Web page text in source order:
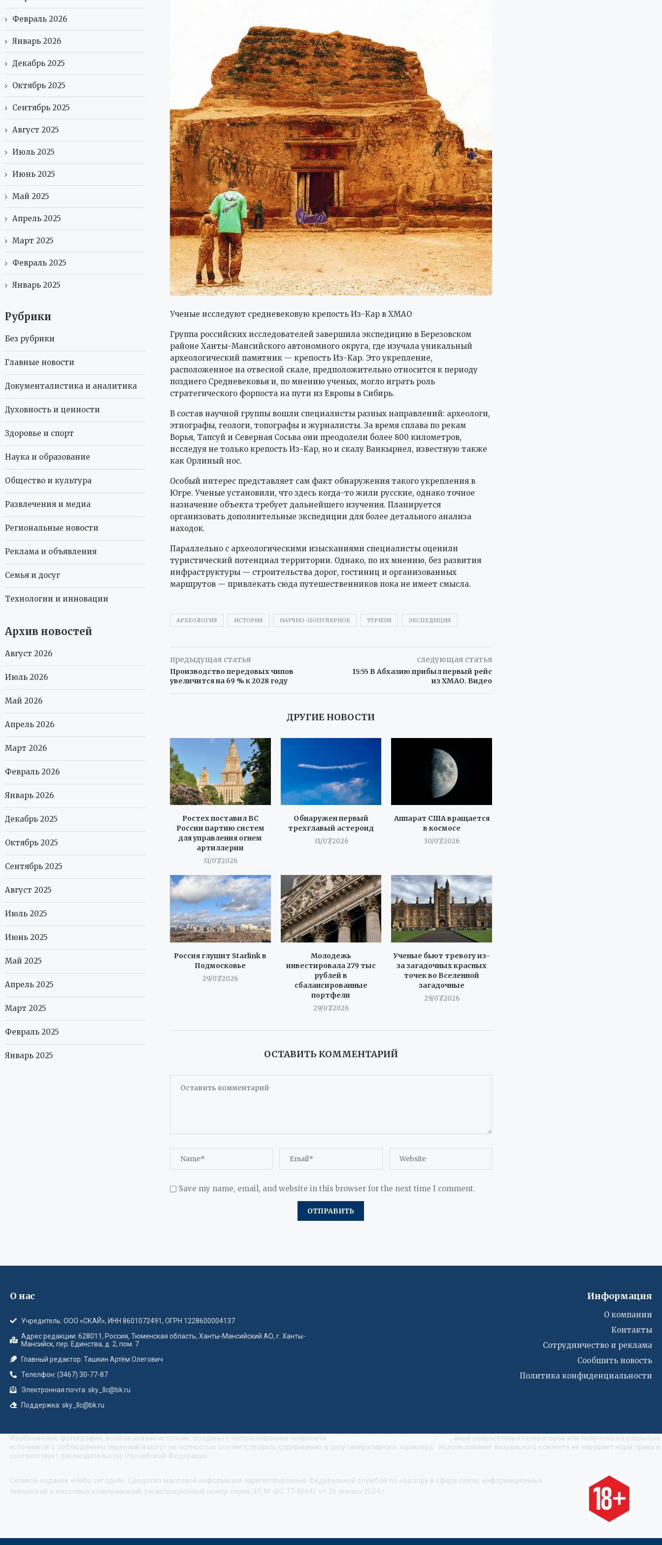
Ученые исследуют средневековую крепость Из-Кар в ХМАО
Группа российских исследователей завершила экспедицию в Березовском
районе Ханты-Мансийского автономного округа, где изучала уникальный
археологический памятник — крепость Из-Кар. Это укрепление,
расположенное на отвесной скале, предположительно относится к периоду
позднего Средневековья и, по мнению ученых, могло играть роль
стратегического форпоста на пути из Европы в Сибирь.
В состав научной группы вошли специалисты разных направлений: археологи,
этнографы, геологи, топографы и журналисты. За время сплава по рекам
Ворья, Тапсуй и Северная Сосьва они преодолели более 800 километров,
исследуя не только крепость Из-Кар, но и скалу Ванкырнел, известную также
как Орлиный нос.
Особый интерес представляет сам факт обнаружения такого укрепления в
Югре. Ученые установили, что здесь когда-то жили русские, однако точное
назначение объекта требует дальнейшего изучения. Планируется
организовать дополнительные экспедиции для более детального анализа
находок.
Параллельно с археологическими изысканиями специалисты оценили
туристический потенциал территории. Однако, по их мнению, без развития
инфраструктуры — строительства дорог, гостиниц и организованных
маршрутов — привлекать сюда путешественников пока не имеет смысла.
АРХЕОЛОГИЯ ИСТОРИЯ НАУЧНО-ПОПУЛЯРНОЕ ТУРИЗМ ЭКСПЕДИЦИЯ
предыдущая статья
Производство передовых чипов
увеличится на 69 % к 2028 году
следующая статья
15:55 В Абхазию прибыл первый рейс
из ХМАО. Видео
ДРУГИЕ НОВОСТИ
Ростех поставил ВС
России партию систем
для управления огнем
артиллерии
31/07/2026
Обнаружен первый
трехглавый астероид
31/07/2026
Аппарат США вращается
в космосе
30/07/2026
Россия глушит Starlink в
Подмосковье
29/07/2026
Молодежь
инвестировала 279 тыс
рублей в
сбалансированные
портфели
29/07/2026
Ученые бьют тревогу из-
за загадочных красных
точек во Вселенной
загадочные
29/07/2026
ОСТАВИТЬ КОММЕНТАРИЙ
Save my name, email, and website in this browser for the next time I comment.
Февраль 2026
Январь 2026
Декабрь 2025
Октябрь 2025
Сентябрь 2025
Август 2025
Июль 2025
Июнь 2025
Май 2025
Апрель 2025
Март 2025
Февраль 2025
Январь 2025
Рубрики
Без рубрики
Главные новости
Документалистика и аналитика
Духовность и ценности
Здоровье и спорт
Наука и образование
Общество и культура
Развлечения и медиа
Региональные новости
Реклама и объявления
Семья и досуг
Технологии и инновации
Архив новостей
Август 2026
Июль 2026
Май 2026
Апрель 2026
Март 2026
Февраль 2026
Январь 2026
Декабрь 2025
Октябрь 2025
Сентябрь 2025
Август 2025
Июль 2025
Июнь 2025
Май 2025
Апрель 2025
Март 2025
Февраль 2025
Январь 2025
О нас
Учредитель: ООО «СКАЙ», ИНН 8601072491, ОГРН 1228600004137
Адрес редакции: 628011, Россия, Тюменская область, Ханты-Мансийский АО, г. Ханты-
Мансийск, пер. Единства, д. 2, пом. 7
Главный редактор: Ташкин Артём Олегович
Телелфон: (3467) 30-77-87
Электронная почта: sky_llc@bk.ru
Поддержка: sky_llc@bk.ru
Информация
О компании
Контакты
Сотрудничество и реклама
Сообшить новость
Политика конфиденциальности
Изображения, фотографии, если не указан источник, созданы с использованием нейросети
, иных нейросетевых генераторов или получены из открытых
источников с соблюдением лицензий и могут не полностью соответствовать содержанию в силу генеративного характера. Использование визуального контента не нарушает норм права и
соответствует законодательству Российской Федерации.
Сетевое издание «Небо сегодня». Средство массовой информации зарегистрировано Федеральной службой по надзору в сфере связи, информационных
технологий и массовых коммуникаций, регистрационный номер серия ЭЛ № ФС 77-86641 от 26 января 2024 г.